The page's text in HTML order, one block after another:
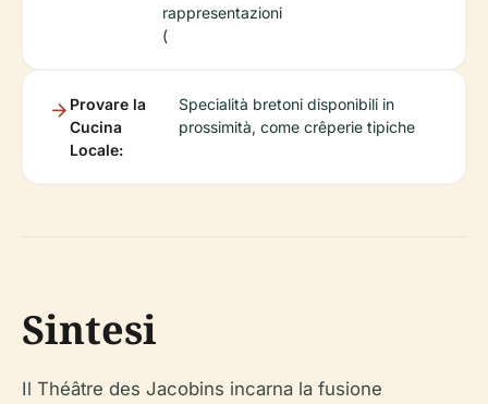
rappresentazioni
(
Provare la
Cucina
Locale:
Specialità bretoni disponibili in
prossimità, come crêperie tipiche
Sintesi
Il Théâtre des Jacobins incarna la fusione